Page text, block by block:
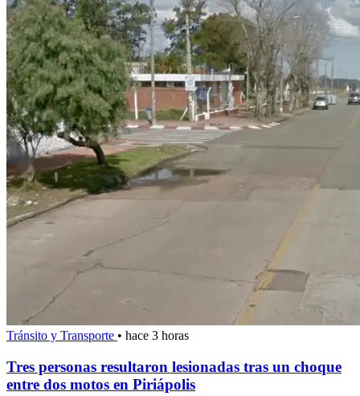
Tránsito y Transporte • hace 3 horas
Tres personas resultaron lesionadas tras un choque
entre dos motos en Piriápolis